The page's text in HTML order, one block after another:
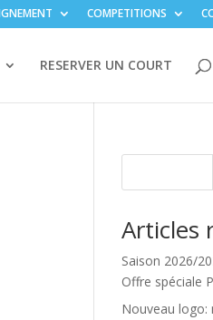
COMPETITIONS
RESERVER UN COURT
Articles
Saison 2026/
Offre spéciale
Nouveau logo: